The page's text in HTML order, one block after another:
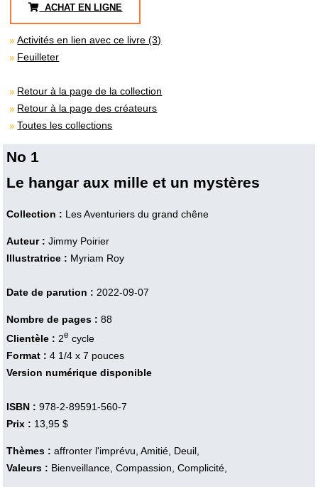
ACHAT EN LIGNE
Activités en lien avec ce livre (3)
Feuilleter
Retour à la page de la collection
Retour à la page des créateurs
Toutes les collections
No 1
Le hangar aux mille et un mystères
Collection : Les Aventuriers du grand chêne
Auteur : Jimmy Poirier
Illustratrice : Myriam Roy
Date de parution : 2022-09-07
Nombre de pages : 88
Clientèle : 2e cycle
Format : 4 1/4 x 7 pouces
Version numérique disponible
ISBN : 978-2-89591-560-7
Prix : 13,95 $
Thèmes : affronter l'imprévu, Amitié, Deuil,
Valeurs : Bienveillance, Compassion, Complicité,